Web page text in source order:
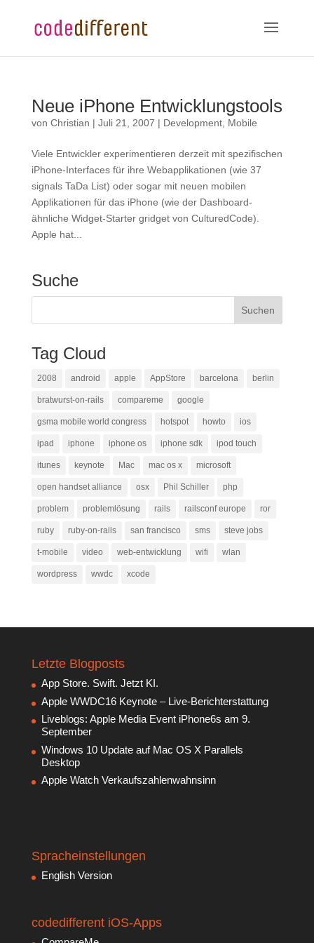
Neue iPhone Entwicklungstools
von Christian | Juli 21, 2007 | Development, Mobile
Viele Entwickler experimentieren derzeit mit spezifischen
iPhone-Interfaces für ihre Webapplikationen (wie 37
signals TaDa List) oder sogar mit neuen mobilen
Applikationen für das iPhone (wie der Dashboard-
ähnliche Widget-Starter gridget von CulturedCode).
Apple hat...
Suche
Tag Cloud
2008 android apple AppStore barcelona berlin
bratwurst-on-rails compareme google
gsma mobile world congress hotspot howto ios
ipad iphone iphone os iphone sdk ipod touch
itunes keynote Mac mac os x microsoft
open handset alliance osx Phil Schiller php
problem problemlösung rails railsconf europe ror
ruby ruby-on-rails san francisco sms steve jobs
t-mobile video web-entwicklung wifi wlan
wordpress wwdc xcode
Letzte Blogposts
App Store. Swift. Jetzt KI.
Apple WWDC16 Keynote – Live-Berichterstattung
Liveblogs: Apple Media Event iPhone6s am 9.
September
Windows 10 Update auf Mac OS X Parallels
Desktop
Apple Watch Verkaufszahlenwahnsinn
Spracheinstellungen
English Version
codedifferent iOS-Apps